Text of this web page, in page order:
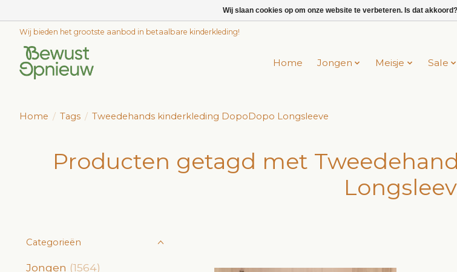
Wij bieden het grootste aanbod in betaalbare kinderkleding!
Home Jongen Meisje Sale
Home / Tags / Tweedehands kinderkleding DopoDopo Longsleeve
Producten getagd met
Categorieën
Jongen (1564)
Wij slaan cookies op om onze website te verbeteren. Is dat akkoord?